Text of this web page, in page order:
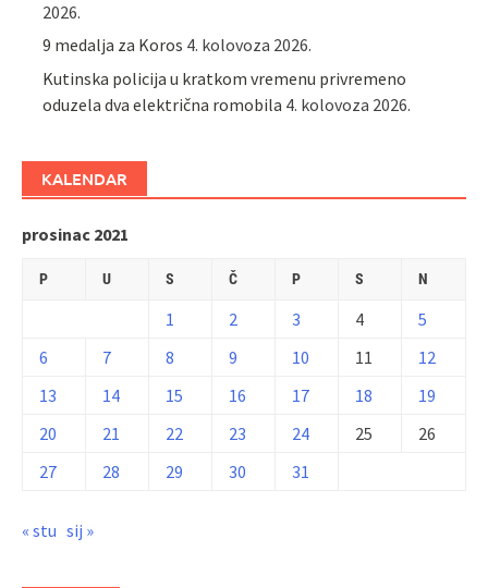
2026.
9 medalja za Koros 4. kolovoza 2026.
Kutinska policija u kratkom vremenu privremeno
oduzela dva električna romobila 4. kolovoza 2026.
KALENDAR
prosinac 2021
P U S Č P S N
1 2 3 4
5
6
7 8 9 10 11
12
13
14 15 16 17 18
19
20
21 22 23 24 25
26
27
28 29 30 31
« stu sij »